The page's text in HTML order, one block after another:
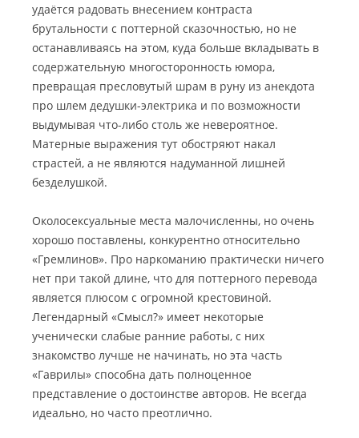
удаётся радовать внесением контраста
брутальности с поттерной сказочностью, но не
останавливаясь на этом, куда больше вкладывать в
содержательную многосторонность юмора,
превращая пресловутый шрам в руну из анекдота
про шлем дедушки-электрика и по возможности
выдумывая что-либо столь же невероятное.
Матерные выражения тут обостряют накал
страстей, а не являются надуманной лишней
безделушкой.
Околосексуальные места малочисленны, но очень
хорошо поставлены, конкурентно относительно
«Гремлинов». Про наркоманию практически ничего
нет при такой длине, что для поттерного перевода
является плюсом с огромной крестовиной.
Легендарный «Смысл?» имеет некоторые
ученически слабые ранние работы, с них
знакомство лучше не начинать, но эта часть
«Гаврилы» способна дать полноценное
представление о достоинстве авторов. Не всегда
идеально, но часто преотлично.